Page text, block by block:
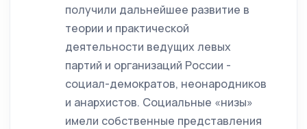
получили дальнейшее развитие в
теории и практической
деятельности ведущих левых
партий и организаций России -
социал-демократов, неонародников
и анархистов. Социальные «низы»
имели собственные представления